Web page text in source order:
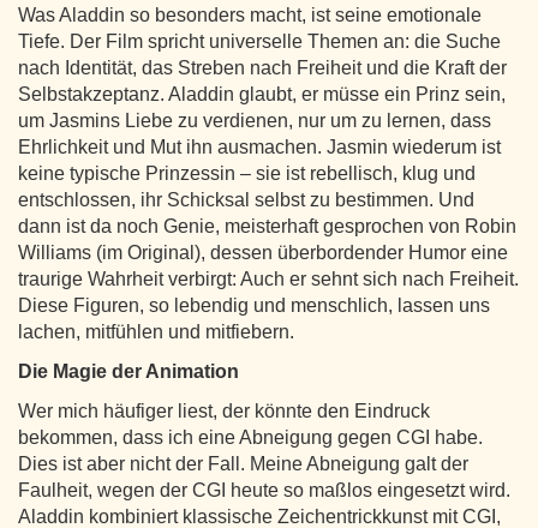
Was Aladdin so besonders macht, ist seine emotionale
Tiefe. Der Film spricht universelle Themen an: die Suche
nach Identität, das Streben nach Freiheit und die Kraft der
Selbstakzeptanz. Aladdin glaubt, er müsse ein Prinz sein,
um Jasmins Liebe zu verdienen, nur um zu lernen, dass
Ehrlichkeit und Mut ihn ausmachen. Jasmin wiederum ist
keine typische Prinzessin – sie ist rebellisch, klug und
entschlossen, ihr Schicksal selbst zu bestimmen. Und
dann ist da noch Genie, meisterhaft gesprochen von Robin
Williams (im Original), dessen überbordender Humor eine
traurige Wahrheit verbirgt: Auch er sehnt sich nach Freiheit.
Diese Figuren, so lebendig und menschlich, lassen uns
lachen, mitfühlen und mitfiebern.
Die Magie der Animation
Wer mich häufiger liest, der könnte den Eindruck
bekommen, dass ich eine Abneigung gegen CGI habe.
Dies ist aber nicht der Fall. Meine Abneigung galt der
Faulheit, wegen der CGI heute so maßlos eingesetzt wird.
Aladdin kombiniert klassische Zeichentrickkunst mit CGI,